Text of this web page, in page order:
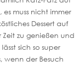
muss nicht immer
Dessert auf
Zeit zu genießen und
sich so super
wenn der Besuch